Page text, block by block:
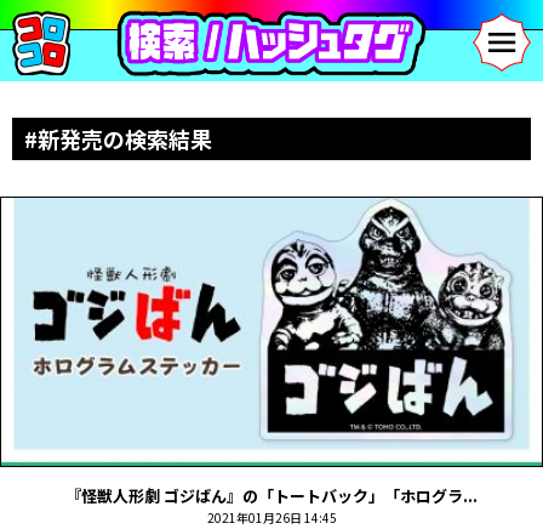
#新発売の検索結果
『怪獣人形劇 ゴジばん』の「トートバック」「ホログラ...
2021年01月26日 14:45